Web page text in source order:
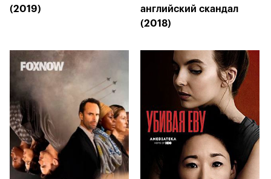
(2019)
английский скандал
(2018)